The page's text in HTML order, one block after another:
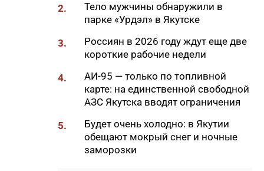
игра от якутских
разработчиков
18:01
85-квартирный дом в
Октемцах сдадут в конце
августа
Минздрав Якутии: раннее
выявление гепатита С
позволяет предотвратить
осложнения
В Таттинском районе в село
2.
Тело мужчины обнаружили в
парке «Урдэл» в Якутске
3.
Россиян в 2026 году ждут еще две
короткие рабочие недели
4.
АИ-95 — только по топливной
карте: на единственной свободной
АЗС Якутска вводят ограничения
5.
Будет очень холодно: в Якутии
обещают мокрый снег и ночные
заморозки